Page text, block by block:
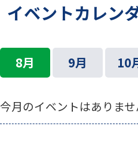
イベントカレン
8月 9月 10
今月のイベントはありま